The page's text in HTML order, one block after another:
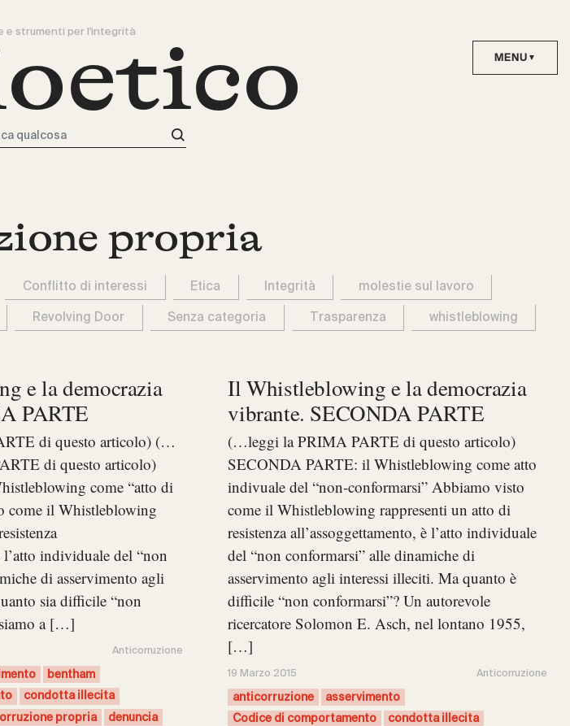
e strumenti per l'integrità
propria
Conflitto di interessi Etica Integrità molestie sul lavoro
Revolving Door Senza categoria Trasparenza whistleblowing
e la democrazia
PARTE
di questo articolo) (…
di questo articolo)
come “atto di
come il Whistleblowing
l’atto individuale del “non
di asservimento agli
sia difficile “non
a […]
Anticorruzione
bentham
condotta illecita
propria
denuncia
Il Whistleblowing e la democrazia
vibrante. SECONDA PARTE
(…leggi la PRIMA PARTE di questo articolo)
SECONDA PARTE: il Whistleblowing come atto
indivuale del “non-conformarsi” Abbiamo visto
come il Whistleblowing rappresenti un atto di
resistenza all’assoggettamento, è l’atto individuale
del “non conformarsi” alle dinamiche di
asservimento agli interessi illeciti. Ma quanto è
difficile “non conformarsi”? Un autorevole
ricercatore Solomon E. Asch, nel lontano 1955,
[…]
19 Marzo 2015 Anticorruzione
anticorruzione
asservimento
Codice di comportamento
condotta illecita